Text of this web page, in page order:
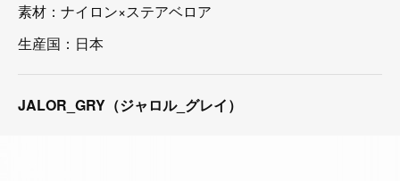
素材：ナイロン×ステアベロア
生産国：日本
JALOR_GRY（ジャロル_グレイ）